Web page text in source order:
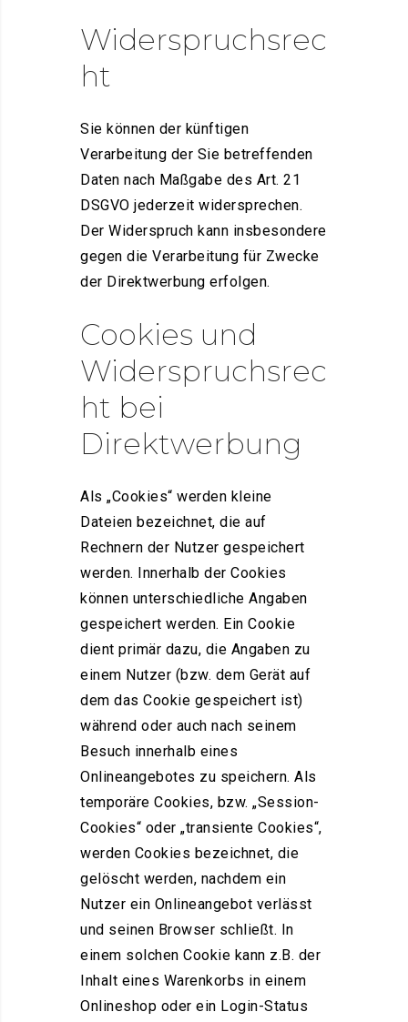
Widerspruchsrec
ht
Sie können der künftigen
Verarbeitung der Sie betreffenden
Daten nach Maßgabe des Art. 21
DSGVO jederzeit widersprechen.
Der Widerspruch kann insbesondere
gegen die Verarbeitung für Zwecke
der Direktwerbung erfolgen.
Cookies und
Widerspruchsrec
ht bei
Direktwerbung
Als „Cookies“ werden kleine
Dateien bezeichnet, die auf
Rechnern der Nutzer gespeichert
werden. Innerhalb der Cookies
können unterschiedliche Angaben
gespeichert werden. Ein Cookie
dient primär dazu, die Angaben zu
einem Nutzer (bzw. dem Gerät auf
dem das Cookie gespeichert ist)
während oder auch nach seinem
Besuch innerhalb eines
Onlineangebotes zu speichern. Als
temporäre Cookies, bzw. „Session-
Cookies“ oder „transiente Cookies“,
werden Cookies bezeichnet, die
gelöscht werden, nachdem ein
Nutzer ein Onlineangebot verlässt
und seinen Browser schließt. In
einem solchen Cookie kann z.B. der
Inhalt eines Warenkorbs in einem
Onlineshop oder ein Login-Status